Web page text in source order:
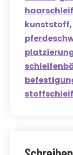
kunststoff,